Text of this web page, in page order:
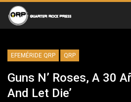
EFEMÉRIDE QRP QRP
Guns N’ Roses, A 30
And Let Die’